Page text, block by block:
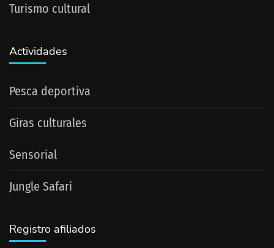
Turismo cultural
Actividades
Pesca deportiva
Giras culturales
Sensorial
Jungle Safari
Registro afiliados